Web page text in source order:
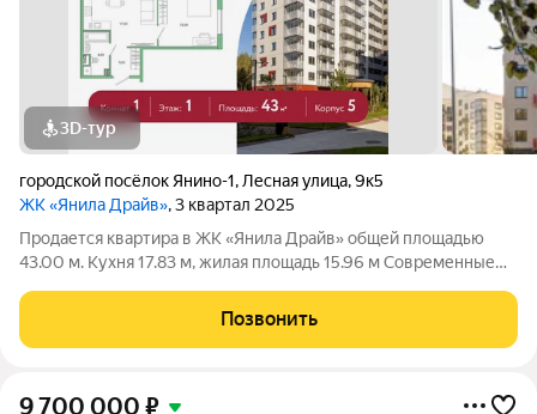
3D-тур
городской посёлок Янино-1, Лесная улица,9к5
ЖК «Янила Драйв», 3 квартал 2025
Продается квартира в ЖК «Янила Драйв» общей площадью
43.00 м. Кухня 17.83 м, жилая площадь 15.96 м Современные
самых развитых кварталов в Янино. Идеальный баланс между
городским комфортом и
Позвонить
9 700 000 ₽